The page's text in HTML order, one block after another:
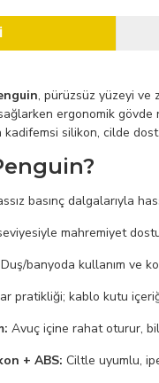
, pürüzsüz yüzeyi ve
ergonomik
silikon, cilde
basınç dalgalarıyla
mahremiyet
Duş/banyoda kullanım ve
pratikliği; kablo kutu
Avuç içine rahat oturur,
+ ABS: Ciltle uyumlu,